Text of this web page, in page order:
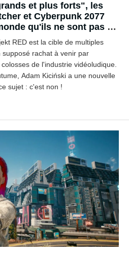
et plus forts", les
et Cyberpunk 2077
qu'ils ne sont pas à
RED est la cible de multiples
rachat à venir par
de l'industrie vidéoludique.
Adam Kiciński a une nouvelle
sujet : c'est non !